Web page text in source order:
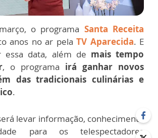
o programa Santa Receita
anos no ar pela TV Aparecida. E
essa data, além de mais tempo
, o programa irá ganhar novos
das tradicionais culinárias e
.
levar informação, conhecimento
para os telespectadores